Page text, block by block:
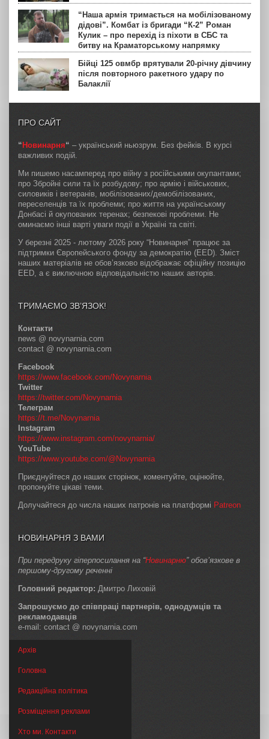
“Наша армія тримається на мобілізованому
дідові”. Комбат із бригади “К-2” Роман
Кулик – про перехід із піхоти в СБС та
битву на Краматорському напрямку
Бійці 125 овмбр врятували 20-річну дівчину
після повторного ракетного удару по
Балаклії
ПРО САЙТ
“ Новинарня“ – український ньюзрум. Без фейків. В курсі
важливих подій.
Ми пишемо насамперед про війну з російськими окупантами;
про Збройні сили та їх розбудову; про армію і військових,
силовиків і ветеранів, мобілізованих/демобілізованих,
переселенців та їх проблеми; про життя на українському
Донбасі й окупованих теренах; безпекові проблеми. Не
оминаємо інші варті уваги події в Україні та світі.
У березні 2025 - лютому 2026 року “Новинарня” працює за
підтримки Європейського фонду за демократію (EED). Зміст
наших матеріалів не обов’язково відображає офіційну позицію
EED, а є виключною відповідальністю наших авторів.
ТРИМАЄМО ЗВ’ЯЗОК!
Контакти
news @ novynarnia.com
contact @ novynarnia.com
Facebook
https://www.facebook.com/Novynarnia
Twitter
https://twitter.com/Novynarnia
Телеграм
https://t.me/Novynarnia
Instagram
https://www.instagram.com/novynarnia/
YouTube
https://www.youtube.com/@Novynarnia
Приєднуйтеся до наших сторінок, коментуйте, оцінюйте,
пропонуйте цікаві теми.
Долучайтеся до числа наших патронів на платформі Patreon
НОВИНАРНЯ З ВАМИ
При передруку гіперпосилання на “Новинарню” обов’язкове в
першому-другому реченні
Головний редактор: Дмитро Лиховій
Запрошуємо до співпраці партнерів, однодумців та
рекламодавців
e-mail: contact @ novynarnia.com
Архів
Головна
Редакційна політика
Розміщення реклами
Хто ми. Контакти